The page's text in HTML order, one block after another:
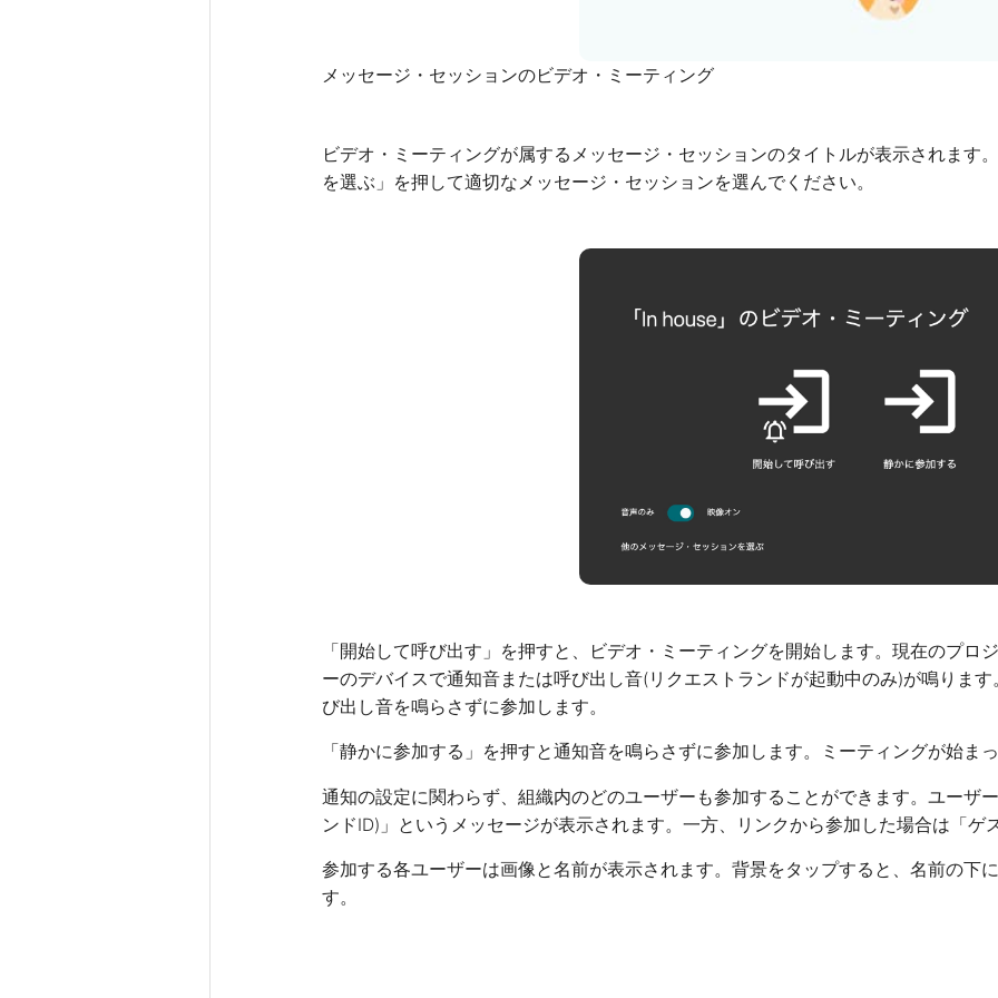
メッセージ・セッションのビデオ・ミーティング
ビデオ・ミーティングが属するメッセージ・セッションのタイトルが表示されます
を選ぶ」を押して適切なメッセージ・セッションを選んでください。
「開始して呼び出す」を押すと、ビデオ・ミーティングを開始します。現在のプ
ーのデバイスで通知音または呼び出し音(リクエストランドが起動中のみ)が鳴りま
び出し音を鳴らさずに参加します。
「静かに参加する」を押すと通知音を鳴らさずに参加します。ミーティングが始ま
通知の設定に関わらず、組織内のどのユーザーも参加することができます。ユーザ
ンドID)」というメッセージが表示されます。一方、リンクから参加した場合は「
参加する各ユーザーは画像と名前が表示されます。背景をタップすると、名前の下
す。